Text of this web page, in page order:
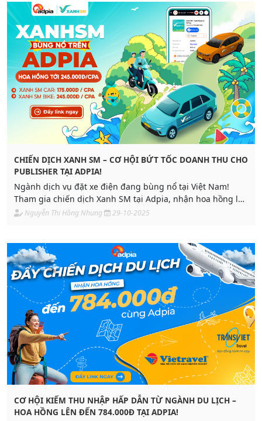
CHIẾN DỊCH XANH SM – CƠ HỘI BỨT TỐC DOANH THU CHO
PUBLISHER TẠI ADPIA!
Ngành dịch vụ đặt xe điện đang bùng nổ tại Việt Nam!
Tham gia chiến dịch Xanh SM tại Adpia, nhận hoa hồng lên
đến 245.000 VNĐ/CPA khi người dùng đăng ký tài xế. Tận
Nguyễn Thị Hồng Nhung 29-10-2025
CƠ HỘI KIẾM THU NHẬP HẤP DẪN TỪ NGÀNH DU LỊCH –
HOA HỒNG LÊN ĐẾN 784.000Đ TẠI ADPIA!